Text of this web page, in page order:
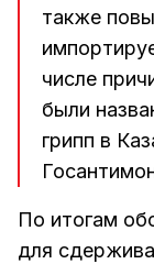
также
числе
были
грипп в
По итогам
для